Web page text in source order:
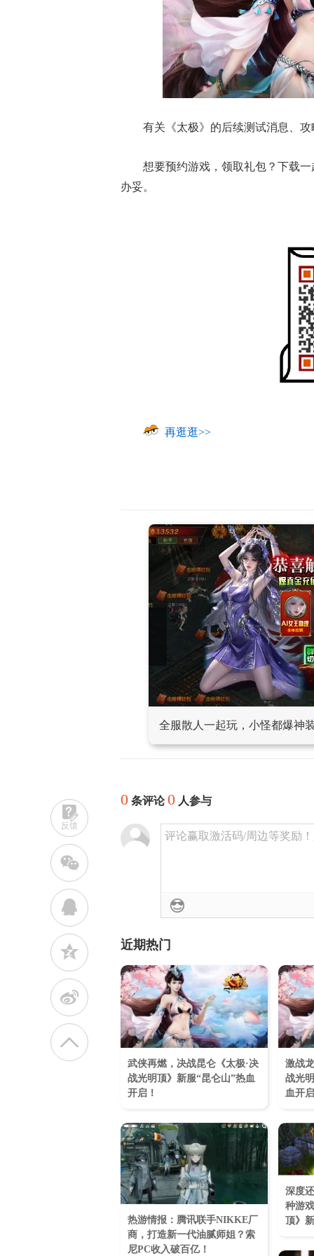
有关 《太极》 的后续测试消息、
想要预约游戏，领取礼包？下载
办妥。
再逛逛>>
全服散人一起玩，小怪都爆神
0 条评论0 人参与
评论赢取激活码/周边等奖励
近期热门
武侠再燃，决战昆仑《太极·决
战光明顶》新服“昆仑山”热血
开启！
激战
战光
血开
热游情报：腾讯联手NIKKE厂
商，打造新一代油腻师姐？索
尼PC收入破百亿！
深度
种游
顶》
反馈
w
q
z
t